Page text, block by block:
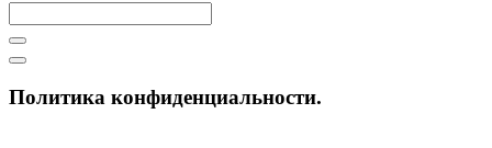
Политика конфиденциальности.